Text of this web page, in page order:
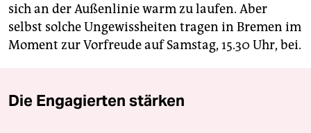
sich an der Außenlinie warm zu laufen. Aber
selbst solche Ungewissheiten tragen in Bremen im
Moment zur Vorfreude auf Samstag, 15.30 Uhr, bei.
Die Engagierten stärken